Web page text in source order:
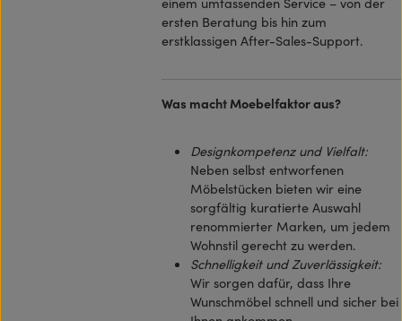
ersten Beratung bis hin zum
erstklassigen After-Sales-Support.
Was macht Moebelfaktor aus?
Designkompetenz und Vielfalt:
Neben selbst entworfenen
Möbelstücken bieten wir eine
sorgfältig kuratierte Auswahl
renommierter Marken, um jedem
Wohnstil gerecht zu werden.
Schnelligkeit und Zuverlässigkeit:
Wir sorgen dafür, dass Ihre
Wunschmöbel schnell und sicher bei